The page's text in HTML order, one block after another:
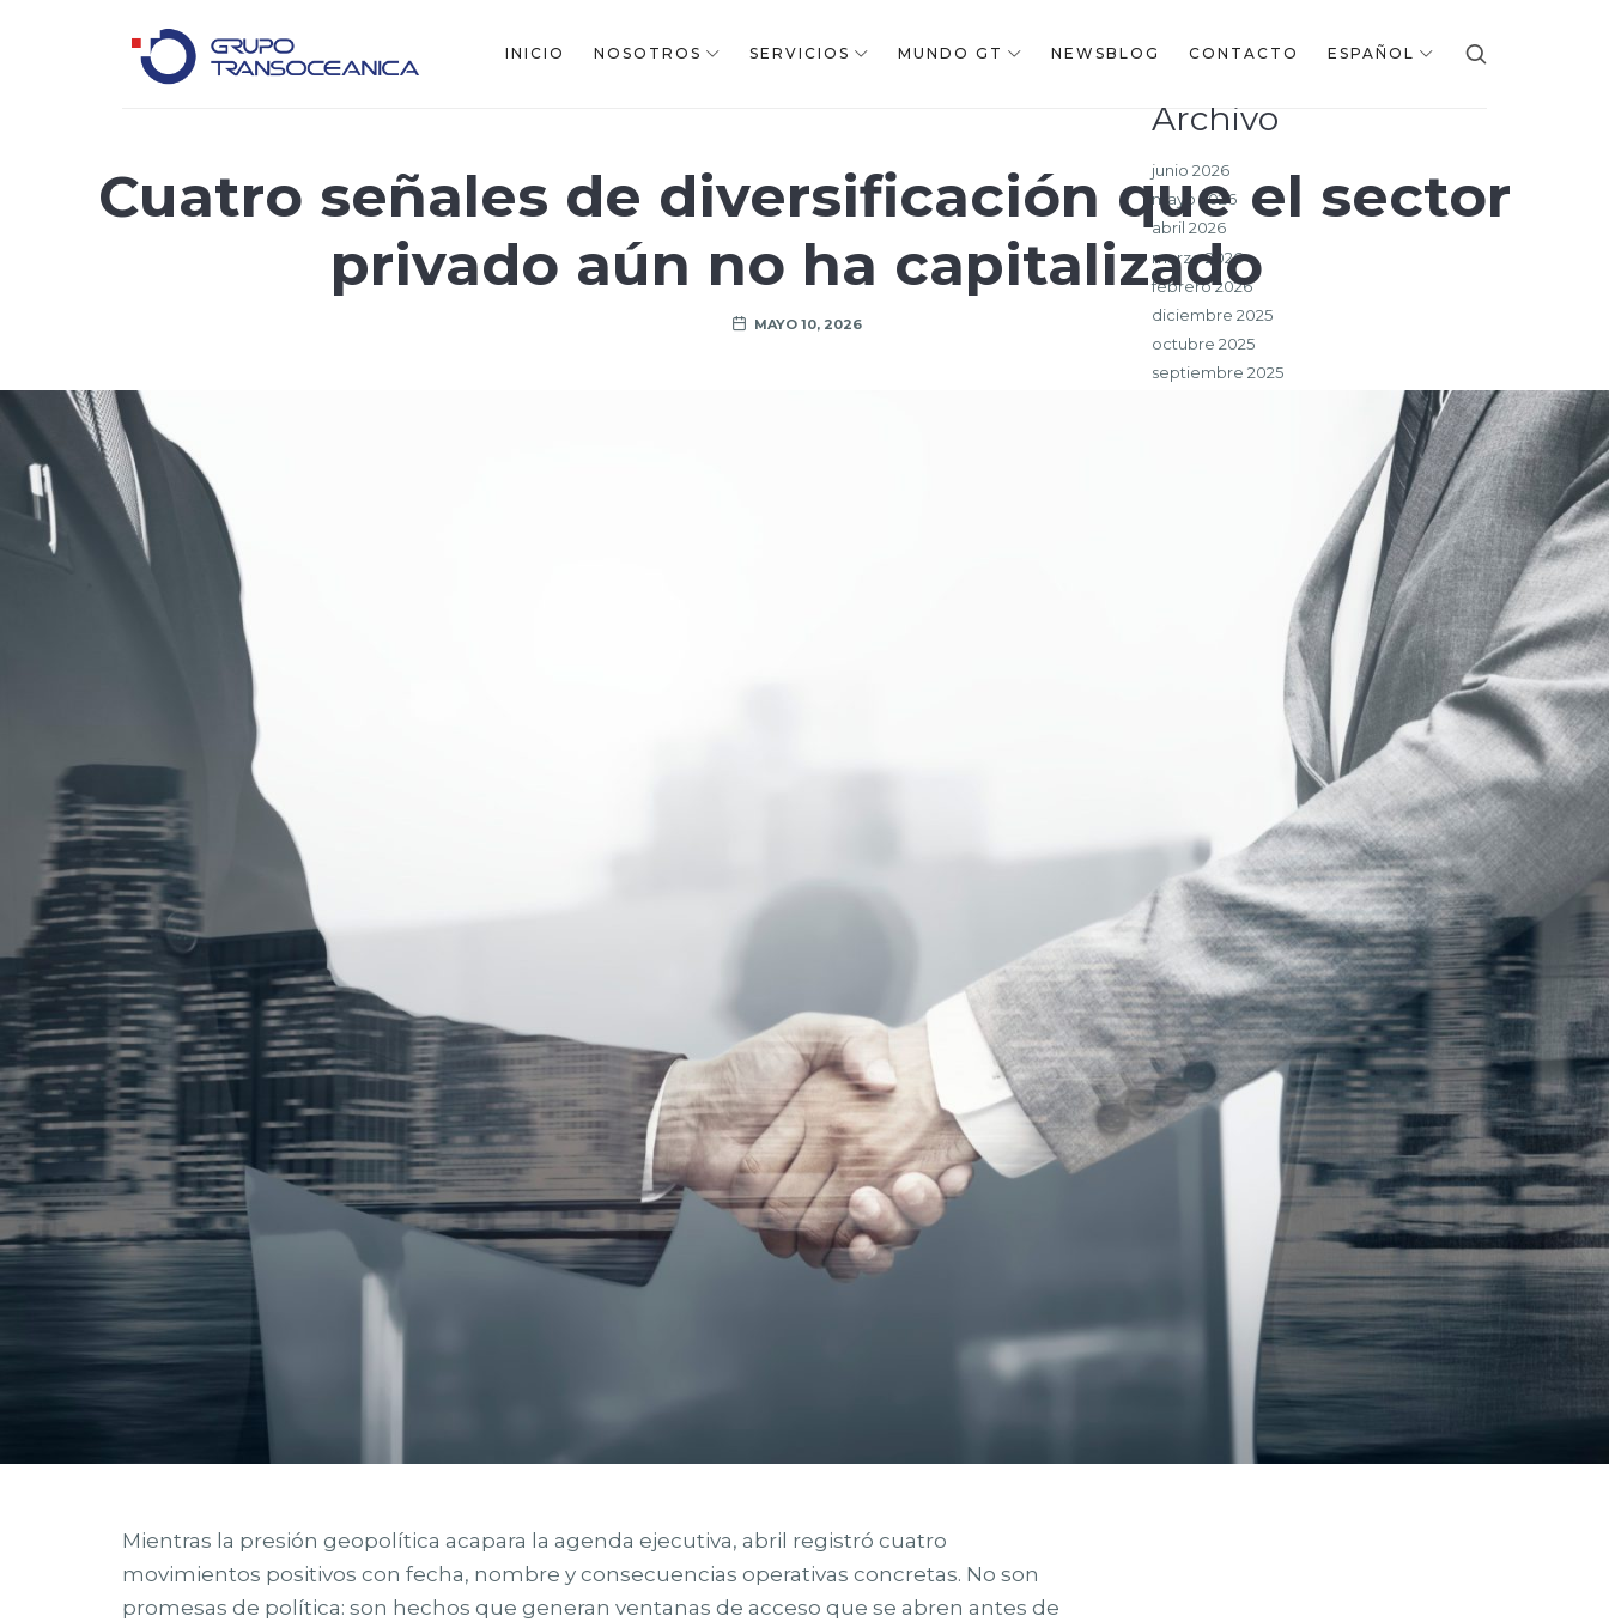
INICIO NOSOTROS SERVICIOS MUNDO GT NEWSBLOG CONTACTO ESPAÑOL
Cuatro señales de diversificación que el sector
privado aún no ha capitalizado
MAYO 10, 2026
Mientras la presión geopolítica acapara la agenda ejecutiva, abril registró cuatro
movimientos positivos con fecha, nombre y consecuencias operativas concretas. No son
promesas de política: son hechos que generan ventanas de acceso que se abren antes de
Archivo
junio 2026
mayo 2026
abril 2026
marzo 2026
febrero 2026
diciembre 2025
octubre 2025
septiembre 2025
Categoría
Noticias Transoceanica